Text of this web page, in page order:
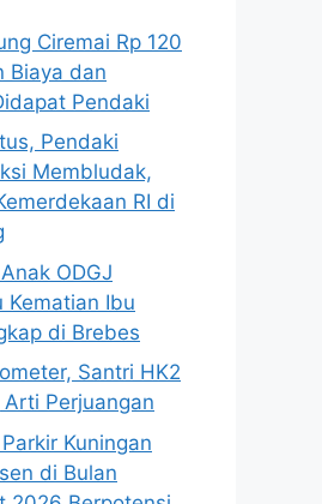
Ciremai Rp 120
Biaya dan
Pendaki
Pendaki
Membludak,
RI di
ODGJ
Kematian Ibu
di Brebes
Santri HK2
Perjuangan
Kuningan
di Bulan